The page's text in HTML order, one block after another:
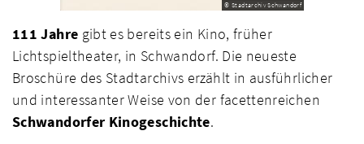
© Stadtarchiv Schwandorf
111 Jahre gibt es bereits ein Kino, früher
Lichtspieltheater, in Schwandorf. Die neueste
Broschüre des Stadtarchivs erzählt in ausführlicher
und interessanter Weise von der facettenreichen
Schwandorfer Kinogeschichte.